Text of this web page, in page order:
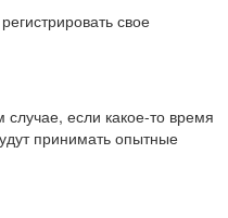
свое
если какое-то время
принимать опытные